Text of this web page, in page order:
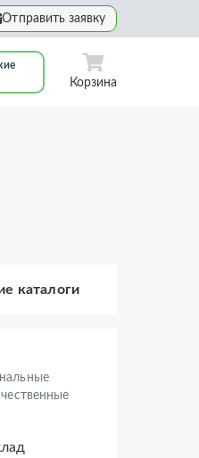
Отправить заявку
Корзина
каталоги